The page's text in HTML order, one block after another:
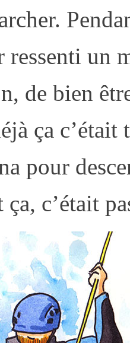
ressenti un
de bien
ça
pour
c’était